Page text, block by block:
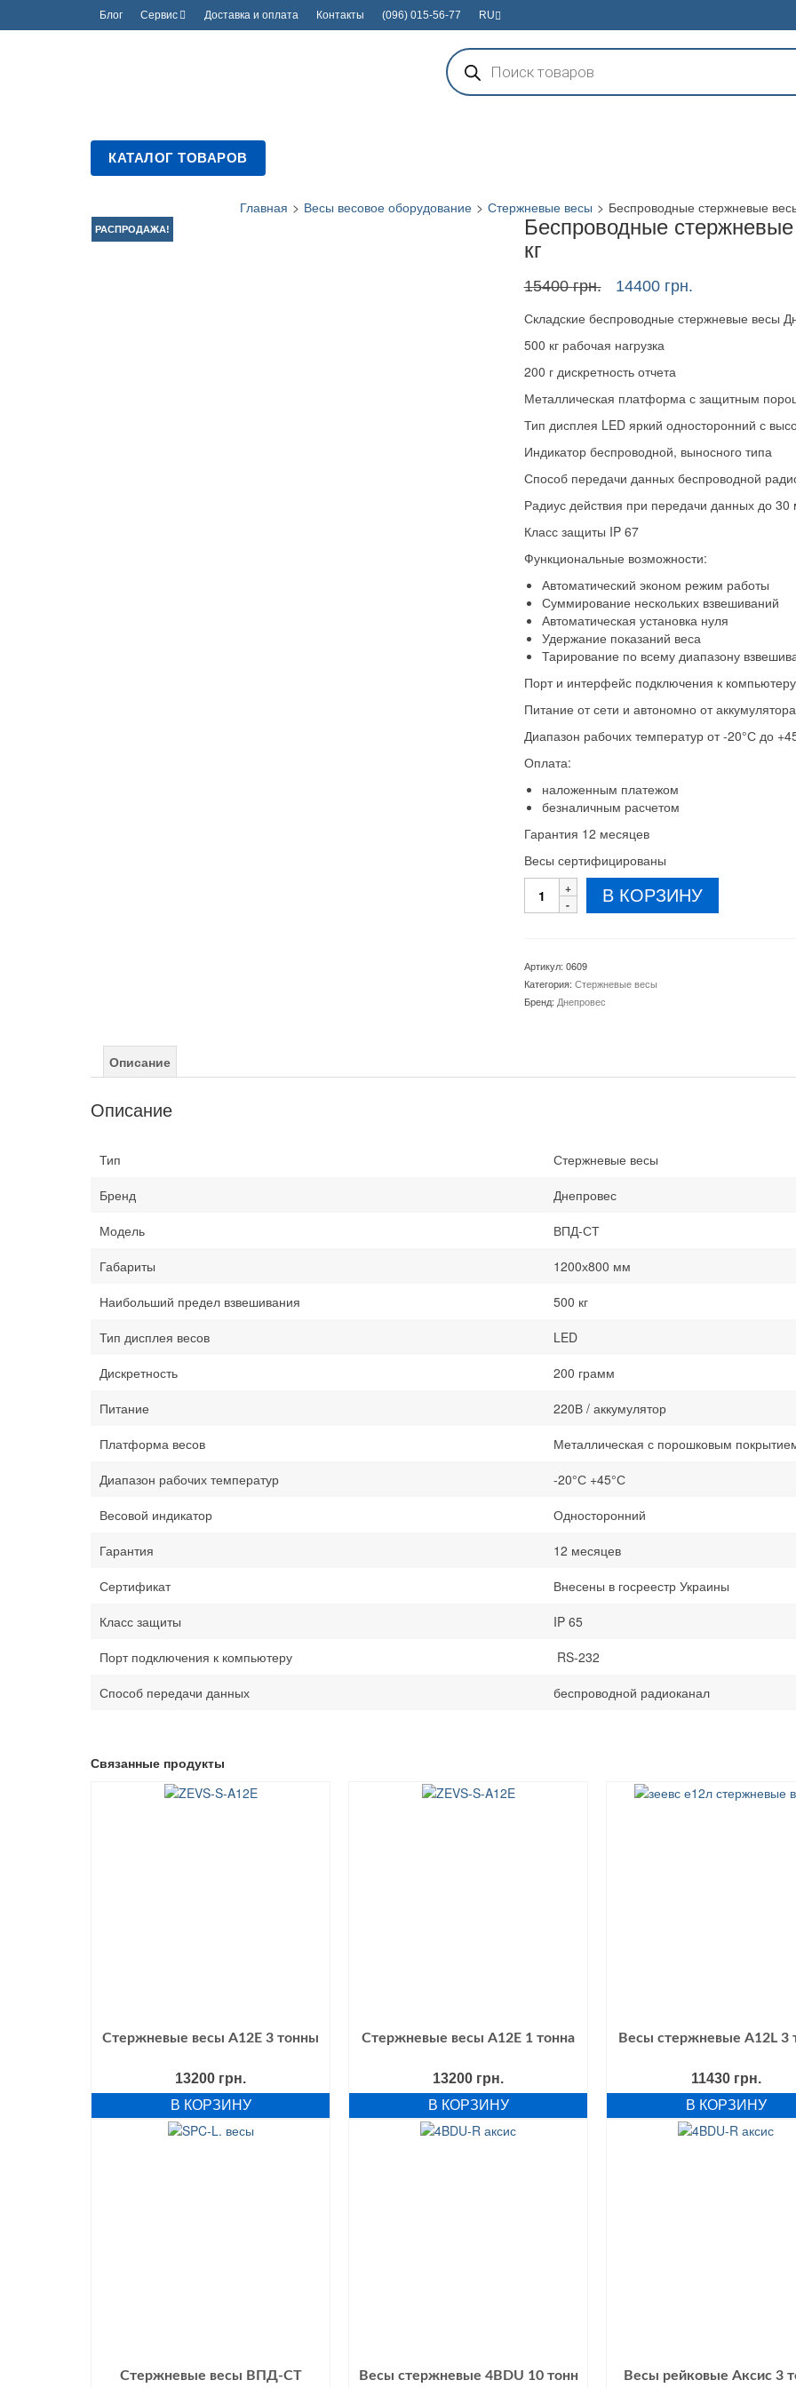
Блог Сервис Доставка и оплата Контакты (096) 015-56-77 RU
Поиск
товаров
КАТАЛОГ ТОВАРОВ
Главная > Весы весовое оборудование > Стержневые весы > Беспроводные стержневые
РАСПРОДАЖА!
Беспроводные
кг
15400грн.
Первоначальная
составляла
14400 грн.
14400 грн..
Складские беспроводные стержневые весы
500 кг рабочая нагрузка
200 г дискретность отчета
Металлическая платформа с защитным
Тип дисплея LED яркий односторонний с
Индикатор беспроводной, выносного типа
Способ передачи данных беспроводной
Радиус действия при передачи данных до 30
Класс защиты IP 67
Функциональные возможности:
Автоматический эконом режим работы
Суммирование нескольких взвешиваний
Автоматическая установка нуля
Удержание показаний веса
Тарирование по всему диапазону
Порт и интерфейс подключения к
Питание от сети и автономно от
Диапазон рабочих температур от -20°С до
Оплата:
наложенным платежом
безналичным расчетом
Гарантия 12 месяцев
Весы сертифицированы
Количество
товара
Днепровес
ВПД-
СТ
В КОРЗИНУ
Артикул: 0609
Категория: Стержневые весы
Бренд: Днепровес
Описание
Описание
Тип
Стержневые весы
Бренд
Днепровес
Модель
ВПД-СТ
Габариты
1200х800 мм
Наибольший предел взвешивания
500 кг
Тип дисплея весов
LED
Дискретность
200 грамм
Питание
220В / аккумулятор
Платформа весов
Металлическая с порошковым
Диапазон рабочих температур
-20°С +45°С
Весовой индикатор
Односторонний
Гарантия
12 месяцев
Сертификат
Внесены в госреестр Украины
Класс защиты
IP 65
Порт подключения к компьютеру
RS-232
Способ передачи данных
беспроводной радиоканал
Связанные продукты
Стержневые весы А12E 3 тонны
13200 грн.
В КОРЗИНУ
Стержневые весы А12E 1 тонна
13200 грн.
В КОРЗИНУ
Весы стержневые А12L 3
11430 грн.
В КОРЗИНУ
Стержневые весы ВПД-СТ
Весы стержневые 4BDU 10 тонн Весы рейковые Аксис 3